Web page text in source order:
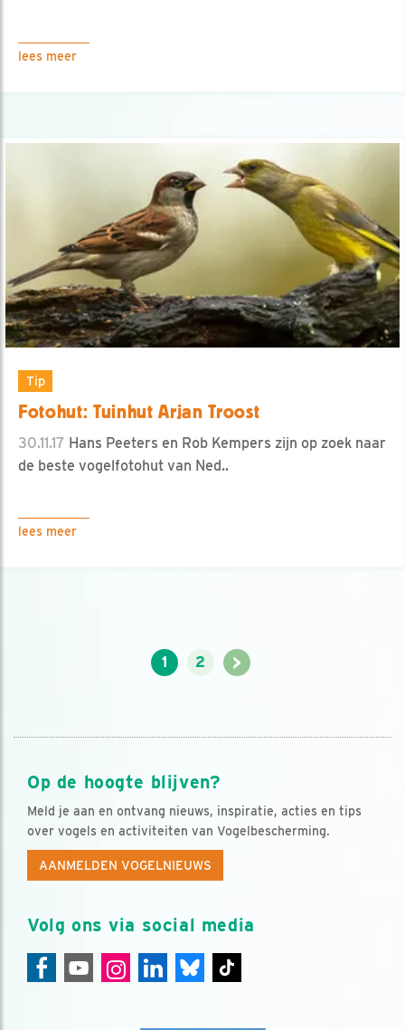
lees meer
Tip
Fotohut: Tuinhut Arjan Troost
30.11.17 Hans Peeters en Rob Kempers zijn op zoek naar
de beste vogelfotohut van Ned..
lees meer
1 2 >
Op de hoogte blijven?
Meld je aan en ontvang nieuws, inspiratie, acties en tips
over vogels en activiteiten van Vogelbescherming.
AANMELDEN VOGELNIEUWS
Volg ons via social media